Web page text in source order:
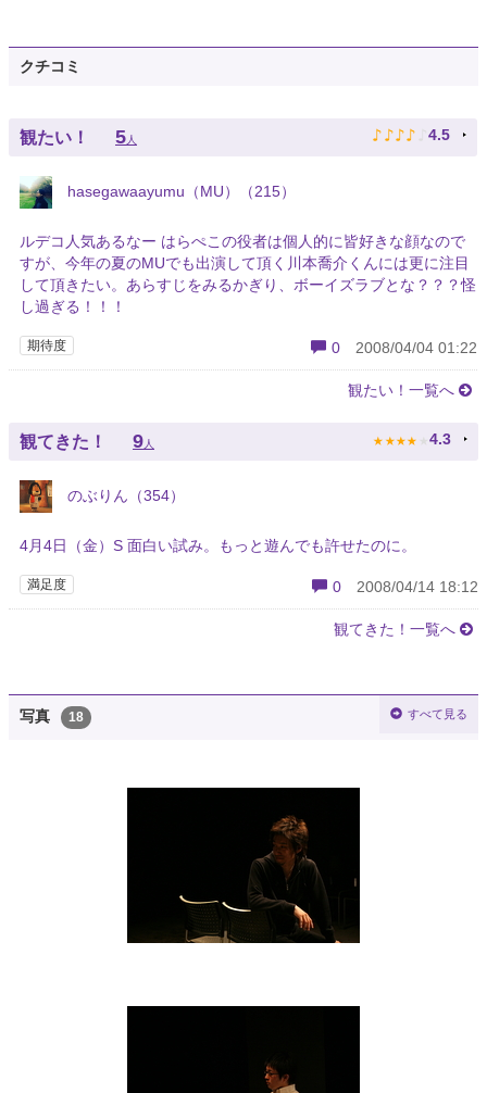
クチコミ
観たい！ 5人 ♪ ♪ ♪ ♪ ♪ 4.5
hasegawaayumu（MU）（215）
ルデコ人気あるなー はらぺこの役者は個人的に皆好きな顔なので
すが、今年の夏のMUでも出演して頂く川本喬介くんには更に注目
して頂きたい。あらすじをみるかぎり、ボーイズラブとな？？？怪
し過ぎる！！！
期待度 0 2008/04/04 01:22
観たい！一覧へ
観てきた！ 9 人 ★ ★ ★ ★ ★ 4.3
のぶりん（354）
4月4日（金）S 面白い試み。もっと遊んでも許せたのに。
満足度 0 2008/04/14 18:12
観てきた！一覧へ
写真 18 すべて見る